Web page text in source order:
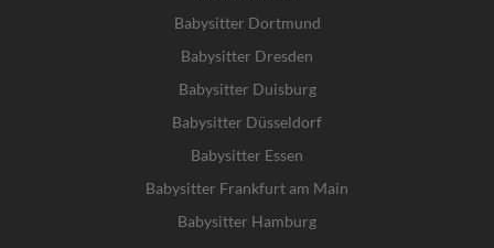
Babysitter Dortmund
Babysitter Dresden
Babysitter Duisburg
Babysitter Düsseldorf
Babysitter Essen
Babysitter Frankfurt am Main
Babysitter Hamburg